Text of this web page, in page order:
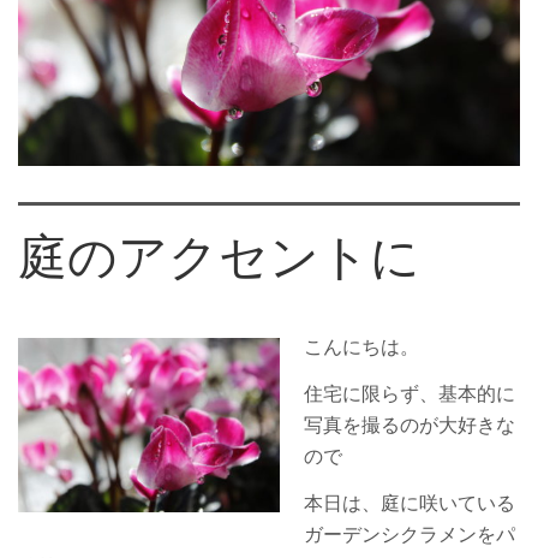
庭のアクセントに
こんにちは。
住宅に限らず、基本的に
写真を撮るのが大好きな
ので
本日は、庭に咲いている
ガーデンシクラメンをパ